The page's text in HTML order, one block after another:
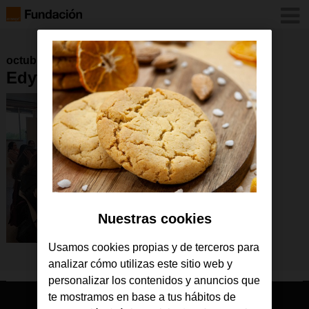
octubre 2022
Edyta MADRID 1 – copia
Nuestras cookies
Usamos cookies propias y de terceros para
analizar cómo utilizas este sitio web y
personalizar los contenidos y anuncios que
te mostramos en base a tus hábitos de